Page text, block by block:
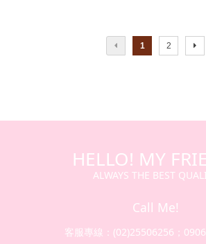
1 2
HELLO! MY
ALWAYS THE BEST
Call Me!
客服專線：(02)25506256；